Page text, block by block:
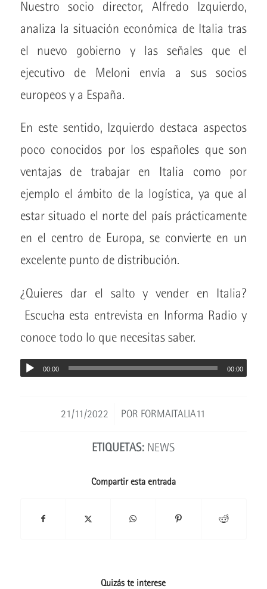
Nuestro socio director, Alfredo Izquierdo,
analiza la situación económica de Italia tras
el nuevo gobierno y las señales que el
ejecutivo de Meloni envía a sus socios
europeos y a España.
En este sentido, Izquierdo destaca aspectos
poco conocidos por los españoles que son
ventajas de trabajar en Italia como por
ejemplo el ámbito de la logística, ya que al
estar situado el norte del país prácticamente
en el centro de Europa, se convierte en un
excelente punto de distribución.
¿Quieres dar el salto y vender en Italia?
Escucha esta entrevista en Informa Radio y
conoce todo lo que necesitas saber.
00:00 00:00
21/11/2022
/ POR FORMAITALIA11
ETIQUETAS: NEWS
Compartir esta entrada
Quizás te interese